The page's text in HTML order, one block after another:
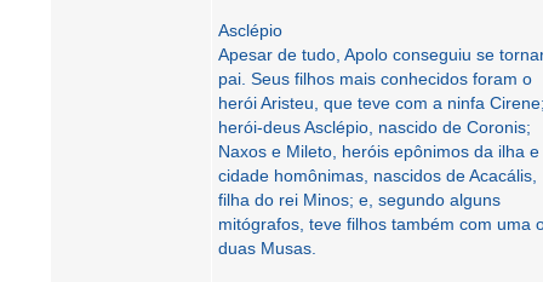
Asclépio
Apesar de tudo, Apolo conseguiu se
pai. Seus filhos mais conhecidos foram o
herói Aristeu, que teve com a ninfa
herói-deus Asclépio, nascido de Coronis;
Naxos e Mileto, heróis epônimos da ilha e
cidade homônimas, nascidos de Acacális,
filha do rei Minos; e, segundo alguns
mitógrafos, teve filhos também com uma
duas Musas.